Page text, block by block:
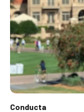
Conducta